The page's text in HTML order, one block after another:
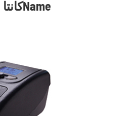
کانتاName